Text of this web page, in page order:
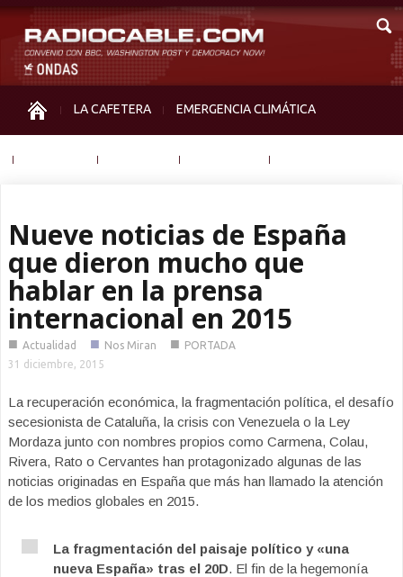
LA CAFETERA EMERGENCIA CLIMÁTICA
Nueve noticias de España
que dieron mucho que
hablar en la prensa
internacional en 2015
■ Actualidad ■ Nos Miran ■ PORTADA
31 diciembre, 2015
La recuperación económica, la fragmentación política, el desafío
secesionista de Cataluña, la crisis con Venezuela o la Ley
Mordaza junto con nombres propios como Carmena, Colau,
Rivera, Rato o Cervantes han protagonizado algunas de las
noticias originadas en España que más han llamado la atención
de los medios globales en 2015.
La fragmentación del paisaje político y «una
nueva España» tras el 20D. El fin de la hegemonía